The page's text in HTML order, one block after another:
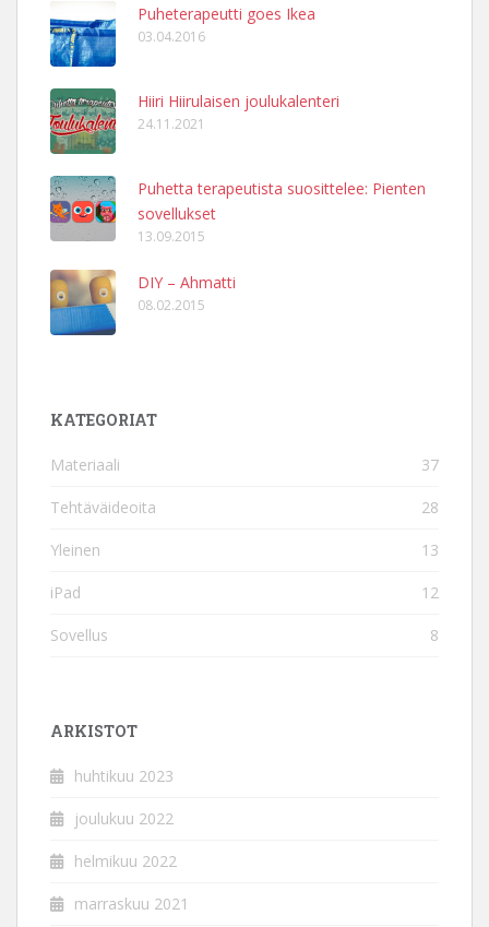
Puheterapeutti goes Ikea
03.04.2016
Hiiri Hiirulaisen joulukalenteri
24.11.2021
Puhetta terapeutista suosittelee: Pienten
sovellukset
13.09.2015
DIY – Ahmatti
08.02.2015
KATEGORIAT
Materiaali 37
Tehtäväideoita 28
Yleinen 13
iPad 12
Sovellus 8
ARKISTOT
huhtikuu 2023
joulukuu 2022
helmikuu 2022
marraskuu 2021